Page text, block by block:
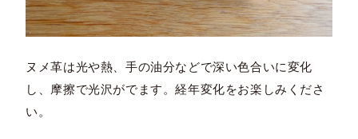
ヌメ革は光や熱、手の油分などで深い色合いに変化
し、摩擦で光沢がでます。経年変化をお楽しみくださ
い。